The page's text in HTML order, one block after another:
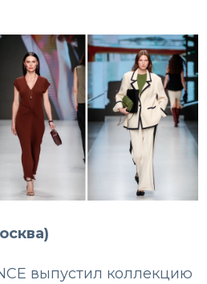
выпустил коллекцию